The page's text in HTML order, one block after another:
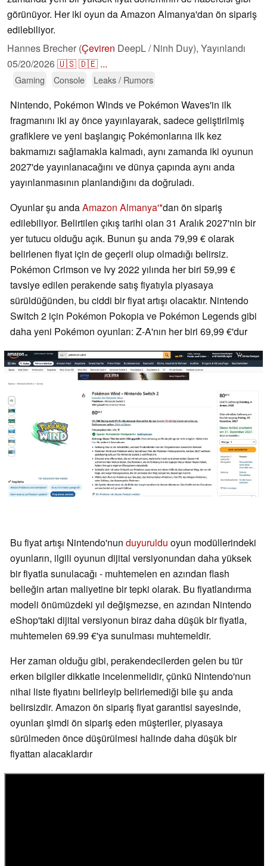
görünüyor. Her iki oyun da Amazon Almanya'dan ön sipariş
edilebiliyor.
Hannes Brecher (Çeviren DeepL / Ninh Duy), Yayınlandı
05/20/2026🇺🇸🇩🇪 ...
Gaming Console Leaks / Rumors
Nintendo, Pokémon Winds ve Pokémon Waves'in ilk
fragmanını iki ay önce yayınlayarak, sadece geliştirilmiş
grafiklere ve yeni başlangıç Pokémonlarına ilk kez
bakmamızı sağlamakla kalmadı, aynı zamanda iki oyunun
2027'de yayınlanacağını ve dünya çapında aynı anda
yayınlanmasının planlandığını da doğruladı.
Oyunlar şu andaAmazon Almanya' dan ön sipariş
edilebiliyor. Belirtilen çıkış tarihi olan 31 Aralık 2027'nin bir
yer tutucu olduğu açık. Bunun şu anda 79,99 € olarak
belirlenen fiyat için de geçerli olup olmadığı belirsiz.
Pokémon Crimson ve Ivy 2022 yılında her biri 59,99 €
tavsiye edilen perakende satış fiyatıyla piyasaya
sürüldüğünden, bu ciddi bir fiyat artışı olacaktır. Nintendo
Switch 2 için Pokémon Pokopia ve Pokémon Legends gibi
daha yeni Pokémon oyunları: Z-A'nın her biri 69,99 €'dur
Bu fiyat artışı Nintendo'nun duyuruldu oyun modüllerindeki
oyunların, ilgili oyunun dijital versiyonundan daha yüksek
bir fiyatla sunulacağı - muhtemelen en azından flash
belleğin artan maliyetine bir tepki olarak. Bu fiyatlandırma
modeli önümüzdeki yıl değişmezse, en azından Nintendo
eShop'taki dijital versiyonun biraz daha düşük bir fiyatla,
muhtemelen 69.99 €'ya sunulması muhtemeldir.
Her zaman olduğu gibi, perakendecilerden gelen bu tür
erken bilgiler dikkatle incelenmelidir, çünkü Nintendo'nun
nihai liste fiyatını belirleyip belirlemediği bile şu anda
belirsizdir. Amazon ön sipariş fiyat garantisi sayesinde,
oyunları şimdi ön sipariş eden müşteriler, piyasaya
sürülmeden önce düşürülmesi halinde daha düşük bir
fiyattan alacaklardır